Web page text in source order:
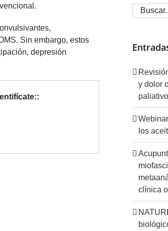
Sin embargo, estos
depresión
Buscar:
y dolor
los
clínica